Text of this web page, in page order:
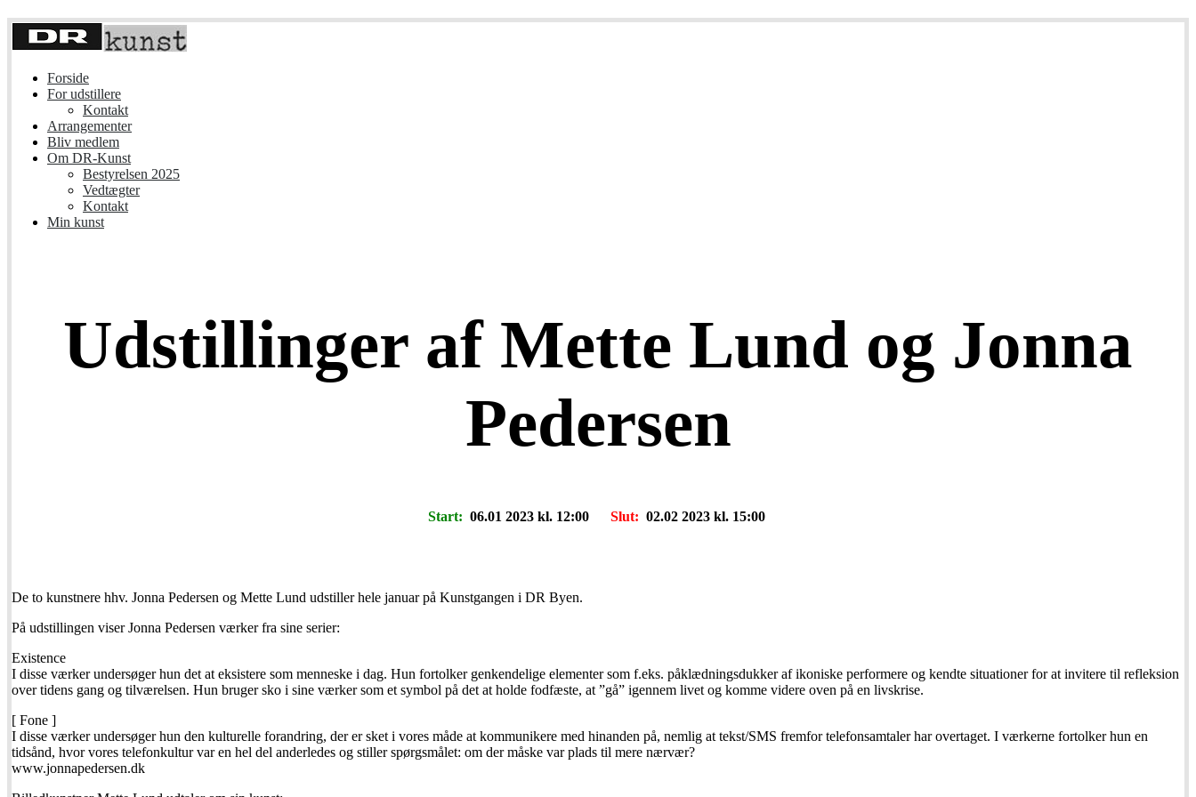
Forside
For udstillere
Kontakt
Arrangementer
Bliv medlem
Om DR-Kunst
Bestyrelsen 2025
Vedtægter
Kontakt
Min kunst
Udstillinger af Mette Lund og Jonna
Pedersen
Start: 06.01 2023 kl. 12:00 Slut: 02.02 2023 kl. 15:00
De to kunstnere hhv. Jonna Pedersen og Mette Lund udstiller hele januar på Kunstgangen i DR Byen.
På udstillingen viser Jonna Pedersen værker fra sine serier:
Existence
I disse værker undersøger hun det at eksistere som menneske i dag. Hun fortolker genkendelige elementer som f.eks. påklædningsdukker af ikoniske performere og kendte situationer for at invitere til refleksion
over tidens gang og tilværelsen. Hun bruger sko i sine værker som et symbol på det at holde fodfæste, at ”gå” igennem livet og komme videre oven på en livskrise.
[ Fone ]
I disse værker undersøger hun den kulturelle forandring, der er sket i vores måde at kommunikere med hinanden på, nemlig at tekst/SMS fremfor telefonsamtaler har overtaget. I værkerne fortolker hun en
tidsånd, hvor vores telefonkultur var en hel del anderledes og stiller spørgsmålet: om der måske var plads til mere nærvær?
www.jonnapedersen.dk